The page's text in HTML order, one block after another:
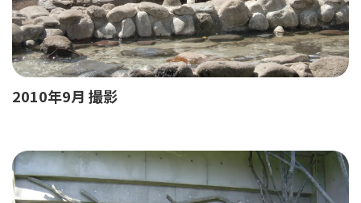
2010年9月 撮影